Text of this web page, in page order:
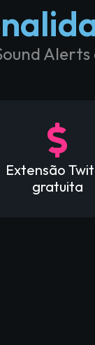
Extensão
gratuita